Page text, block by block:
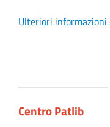
Ulteriori
Centro Patlib